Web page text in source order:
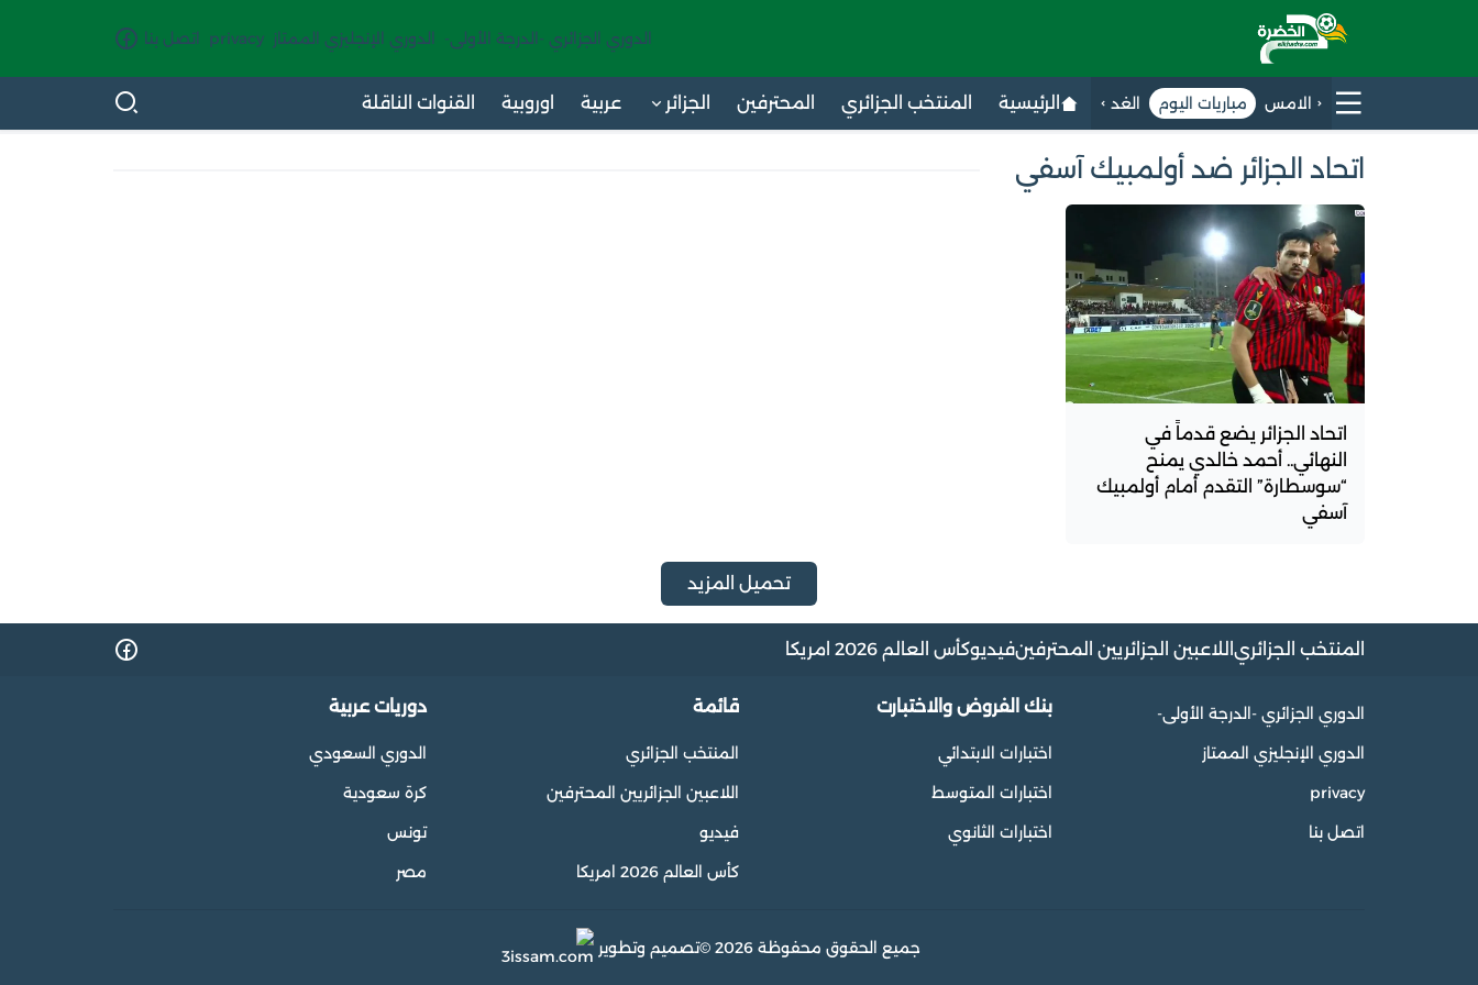
الدوري الجزائري -الدرجة الأولى- الدوري الإنجليزي الممتاز privacy اتصل بنا
الامس مباريات اليوم الغد الرئيسية المنتخب الجزائري المحترفين الجزائر عربية اوروبية القنوات الناقلة
اتحاد الجزائر ضد أولمبيك آسفي
اتحاد الجزائر يضع قدماً في
النهائي.. أحمد خالدي يمنح
“سوسطارة” التقدم أمام أولمبيك
آسفي
تحميل المزيد
المنتخب الجزائري اللاعبين الجزائريين المحترفينفيديوكأس العالم 2026 امريكا
الدوري الجزائري -الدرجة الأولى-
الدوري الإنجليزي الممتاز
privacy
اتصل بنا
بنك الفروض والاختبارت
اختبارات الابتدائي
اختبارات المتوسط
اختبارات الثانوي
قائمة
المنتخب الجزائري
اللاعبين الجزائريين المحترفين
فيديو
كأس العالم 2026 امريكا
دوريات عربية
الدوري السعودي
كرة سعودية
تونس
مصر
جميع الحقوق محفوظة 2026 © تصميم وتطوير